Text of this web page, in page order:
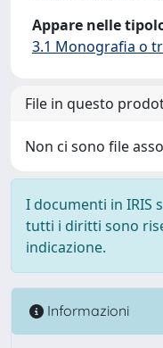
Appare nelle
3.1 Monografia o
File in questo
Non ci sono file
I documenti in IRIS
tutti i diritti sono
indicazione.
Informazioni